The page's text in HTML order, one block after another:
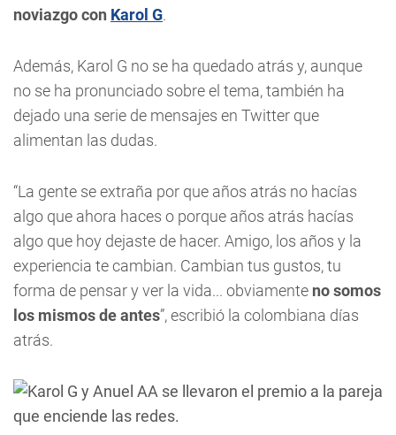
noviazgo con Karol G.
Además, Karol G no se ha quedado atrás y, aunque
no se ha pronunciado sobre el tema, también ha
dejado una serie de mensajes en Twitter que
alimentan las dudas.
“La gente se extraña por que años atrás no hacías
algo que ahora haces o porque años atrás hacías
algo que hoy dejaste de hacer. Amigo, los años y la
experiencia te cambian. Cambian tus gustos, tu
forma de pensar y ver la vida... obviamente no somos
los mismos de antes”, escribió la colombiana días
atrás.